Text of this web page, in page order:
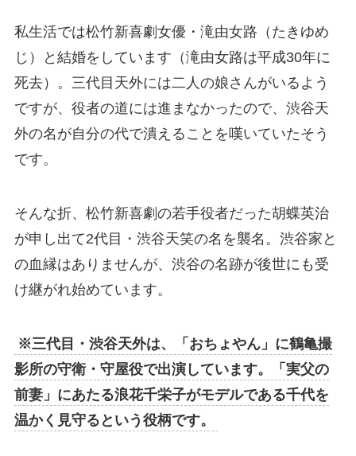
私生活では松竹新喜劇女優・滝由女路（たきゆめ
じ）と結婚をしています（滝由女路は平成30年に
死去）。三代目天外には二人の娘さんがいるよう
ですが、役者の道には進まなかったので、渋谷天
外の名が自分の代で潰えることを嘆いていたそう
です。
そんな折、松竹新喜劇の若手役者だった胡蝶英治
が申し出て2代目・渋谷天笑の名を襲名。渋谷家と
の血縁はありませんが、渋谷の名跡が後世にも受
け継がれ始めています。
※三代目・渋谷天外は、「おちょやん」に鶴亀撮
影所の守衛・守屋役で出演しています。「実父の
前妻」にあたる浪花千栄子がモデルである千代を
温かく見守るという役柄です。